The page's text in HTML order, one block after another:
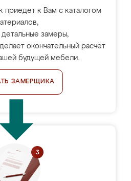
приедет к Вам с каталогом
замеры,
окончательный расчёт
будущей мебели.
ЗАМЕРЩИКА